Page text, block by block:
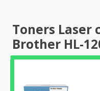
Toners Laser
Brother HL-